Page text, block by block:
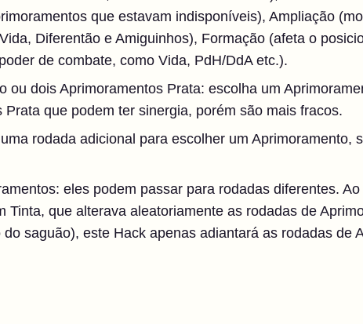
que estavam indisponíveis), Ampliação
Diferentão e Amiguinhos), Formação (afeta o
de combate, como Vida, PdH/DdA etc.).
ou dois Aprimoramentos Prata: escolha um
Prata que podem ter sinergia, porém são mais fracos.
rodada adicional para escolher um Aprimoramento,
eles podem passar para rodadas diferentes.
Tinta, que alterava aleatoriamente as rodadas de
saguão), este Hack apenas adiantará as rodadas de